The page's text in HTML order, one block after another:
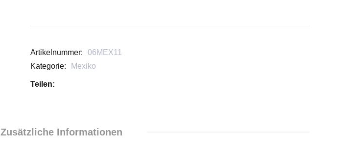
Artikelnummer:
06MEX11
Kategorie:
Mexiko
Teilen:
Zusätzliche Informationen